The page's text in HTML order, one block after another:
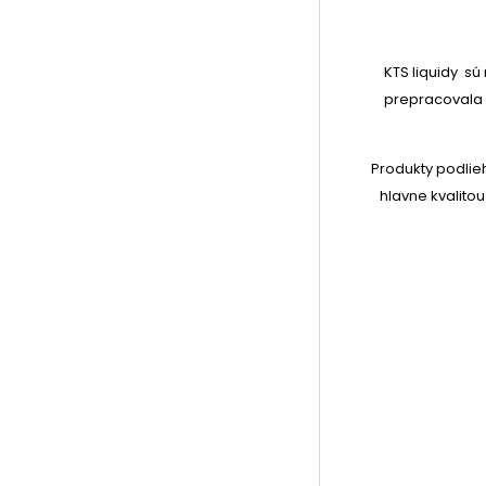
KTS liquidy
prepracovala
Produkty
hlavne